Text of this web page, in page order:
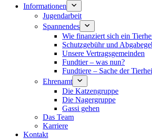
Informationen
Jugendarbeit
Spannendes
Wie finanziert sich ein
Schutzgebühr und
Unsere Vertragsgemeinden
Fundtier – was nun?
Fundtiere – Sache der
Ehrenamt
Die Katzengruppe
Die Nagergruppe
Gassi gehen
Das Team
Karriere
Kontakt